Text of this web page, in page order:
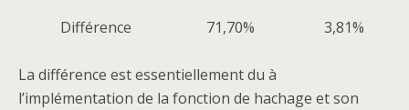
Différence 71,70% 3,81%
La différence est essentiellement du à
l’implémentation de la fonction de hachage et son